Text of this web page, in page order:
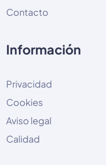
Contacto
Información
Privacidad
Cookies
Aviso legal
Calidad